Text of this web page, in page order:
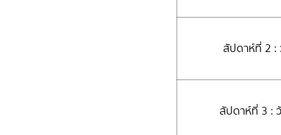
สัปดาห์ที่ 2
สัปดาห์ที่ 3 :